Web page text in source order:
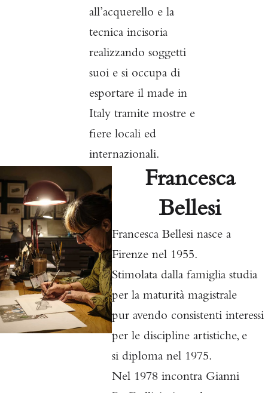
all’acquerello e la
tecnica incisoria
realizzando soggetti
suoi e si occupa di
esportare il made in
Italy tramite mostre e
fiere locali ed
internazionali.
Francesca
Bellesi
Francesca Bellesi nasce a
Firenze nel 1955.
Stimolata dalla famiglia studia
per la maturità magistrale
pur avendo consistenti interessi
per le discipline artistiche, e
si diploma nel 1975.
Nel 1978 incontra Gianni